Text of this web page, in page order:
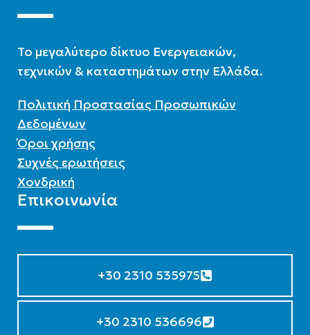
To μεγαλύτερο δίκτυο Ενεργειακών,
τεχνικών & καταστημάτων στην Ελλάδα.
Πολιτική Προστασίας Προσωπικών
Δεδομένων
Όροι χρήσης
Συχνές ερωτήσεις
Χονδρική
Επικοινωνία
+30 2310 535975
+30 2310 536696